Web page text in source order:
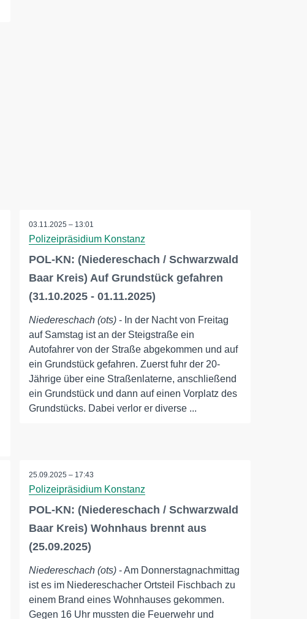
03.11.2025 – 13:01
Polizeipräsidium Konstanz
POL-KN: (Niedereschach / Schwarzwald
Baar Kreis) Auf Grundstück gefahren
(31.10.2025 - 01.11.2025)
Niedereschach (ots) - In der Nacht von Freitag
auf Samstag ist an der Steigstraße ein
Autofahrer von der Straße abgekommen und auf
ein Grundstück gefahren. Zuerst fuhr der 20-
Jährige über eine Straßenlaterne, anschließend
ein Grundstück und dann auf einen Vorplatz des
Grundstücks. Dabei verlor er diverse ...
25.09.2025 – 17:43
Polizeipräsidium Konstanz
POL-KN: (Niedereschach / Schwarzwald
Baar Kreis) Wohnhaus brennt aus
(25.09.2025)
Niedereschach (ots) - Am Donnerstagnachmittag
ist es im Niedereschacher Ortsteil Fischbach zu
einem Brand eines Wohnhauses gekommen.
Gegen 16 Uhr mussten die Feuerwehr und